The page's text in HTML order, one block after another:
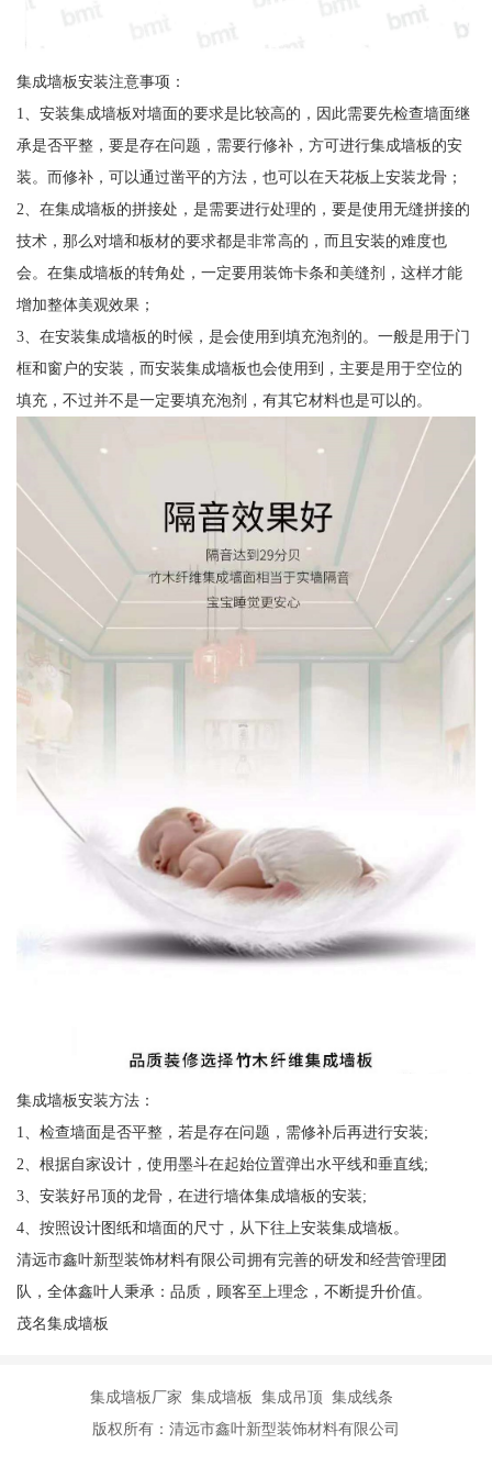
集成墙板安装注意事项：
1、安装集成墙板对墙面的要求是比较高的，因此需要先检查墙面继
承是否平整，要是存在问题，需要行修补，方可进行集成墙板的安
装。而修补，可以通过凿平的方法，也可以在天花板上安装龙骨；
2、在集成墙板的拼接处，是需要进行处理的，要是使用无缝拼接的
技术，那么对墙和板材的要求都是非常高的，而且安装的难度也
会。在集成墙板的转角处，一定要用装饰卡条和美缝剂，这样才能
增加整体美观效果；
3、在安装集成墙板的时候，是会使用到填充泡剂的。一般是用于门
框和窗户的安装，而安装集成墙板也会使用到，主要是用于空位的
填充，不过并不是一定要填充泡剂，有其它材料也是可以的。
集成墙板安装方法：
1、检查墙面是否平整，若是存在问题，需修补后再进行安装;
2、根据自家设计，使用墨斗在起始位置弹出水平线和垂直线;
3、安装好吊顶的龙骨，在进行墙体集成墙板的安装;
4、按照设计图纸和墙面的尺寸，从下往上安装集成墙板。
清远市鑫叶新型装饰材料有限公司拥有完善的研发和经营管理团
队，全体鑫叶人秉承：品质，顾客至上理念，不断提升价值。
茂名集成墙板
集成墙板厂家 集成墙板 集成吊顶 集成线条
版权所有：清远市鑫叶新型装饰材料有限公司